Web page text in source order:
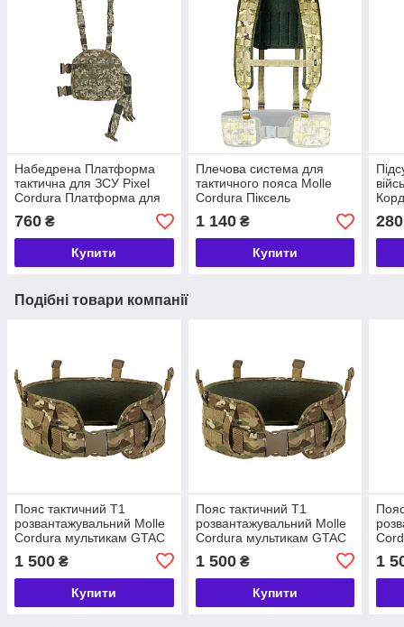
Набедрена Платформа
тактична для ЗСУ Pixel
Cordura Платформа для
спорядження армійська
760 ₴
Купити
Плечова система для
тактичного пояса Molle
Cordura Піксель
1 140₴
Купити
280
Подібні товари компанії
Пояс тактичний Т1
розвантажувальний Molle
Cordura мультикам GTAC
1 500 ₴
Купити
Пояс тактичний Т1
розвантажувальний Molle
Cordura мультикам GTAC
1 500₴
Купити
1